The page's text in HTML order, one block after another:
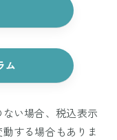
ム
い場合、税込表示
する場合もありま